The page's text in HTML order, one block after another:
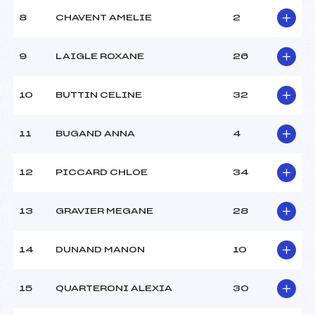
8 CHAVENT AMELIE 2
9 LAIGLE ROXANE 26
10 BUTTIN CELINE 32
11 BUGAND ANNA 4
12 PICCARD CHLOE 34
13 GRAVIER MEGANE 28
14 DUNAND MANON 10
15 QUARTERONI ALEXIA 30